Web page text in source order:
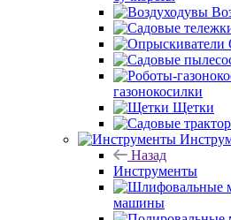
газонокосилки
Щетки
Назад
Инструменты
машины